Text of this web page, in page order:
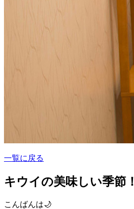
一覧に戻る
キウイの美味しい季節！
こんばんは🌙